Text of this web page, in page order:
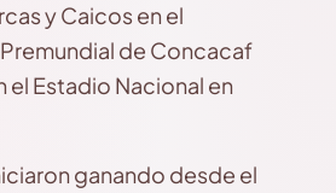
y Caicos en el
de Concacaf
el Estadio Nacional en
ganando desde el